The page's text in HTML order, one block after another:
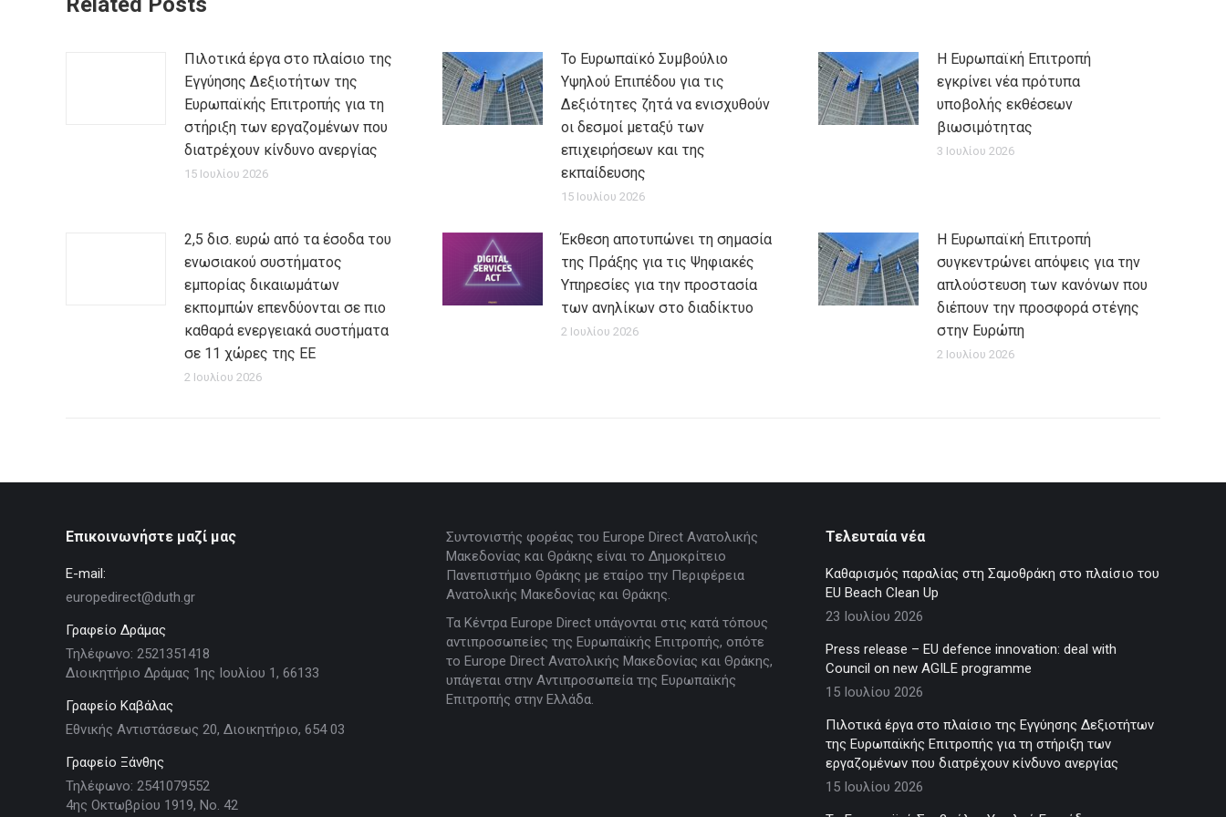
Πιλοτικά έργα στο πλαίσιο της
Εγγύησης Δεξιοτήτων της
Ευρωπαϊκής Επιτροπής για τη
στήριξη των εργαζομένων που
διατρέχουν κίνδυνο ανεργίας
15 Ιουλίου 2026
Το Ευρωπαϊκό Συμβούλιο
Υψηλού Επιπέδου για τις
Δεξιότητες ζητά να ενισχυθούν
οι δεσμοί μεταξύ των
επιχειρήσεων και της
εκπαίδευσης
15 Ιουλίου 2026
Η Ευρωπαϊκή Επιτροπή
εγκρίνει νέα πρότυπα
υποβολής εκθέσεων
βιωσιμότητας
3 Ιουλίου 2026
2,5 δισ. ευρώ από τα έσοδα του
ενωσιακού συστήματος
εμπορίας δικαιωμάτων
εκπομπών επενδύονται σε πιο
καθαρά ενεργειακά συστήματα
σε 11 χώρες της ΕΕ
2 Ιουλίου 2026
Έκθεση αποτυπώνει τη σημασία
της Πράξης για τις Ψηφιακές
Υπηρεσίες για την προστασία
των ανηλίκων στο διαδίκτυο
2 Ιουλίου 2026
Η Ευρωπαϊκή Επιτροπή
συγκεντρώνει απόψεις για την
απλούστευση των κανόνων που
διέπουν την προσφορά στέγης
στην Ευρώπη
2 Ιουλίου 2026
Επικοινωνήστε μαζί μας
E-mail:
europedirect@duth.gr
Γραφείο Δράμας
Τηλέφωνο: 2521351418
Διοικητήριο Δράμας 1ης Ιουλίου 1, 66133
Γραφείο Καβάλας
Εθνικής Αντιστάσεως 20, Διοικητήριο, 654 03
Γραφείο Ξάνθης
Τηλέφωνο: 2541079552
4ης Οκτωβρίου 1919, Νο. 42
Συντονιστής φορέας του Europe Direct Ανατολικής
Μακεδονίας και Θράκης είναι το Δημοκρίτειο
Πανεπιστήμιο Θράκης με εταίρο την Περιφέρεια
Ανατολικής Μακεδονίας και Θράκης.
Τα Κέντρα Europe Direct υπάγονται στις κατά τόπους
αντιπροσωπείες της Ευρωπαϊκής Επιτροπής, οπότε
το Europe Direct Ανατολικής Μακεδονίας και Θράκης,
υπάγεται στην Αντιπροσωπεία της Ευρωπαϊκής
Επιτροπής στην Ελλάδα.
Τελευταία νέα
Καθαρισμός παραλίας στη Σαμοθράκη στο πλαίσιο του
EU Beach Clean Up
23 Ιουλίου 2026
Press release – EU defence innovation: deal with
Council on new AGILE programme
15 Ιουλίου 2026
Πιλοτικά έργα στο πλαίσιο της Εγγύησης Δεξιοτήτων
της Ευρωπαϊκής Επιτροπής για τη στήριξη των
εργαζομένων που διατρέχουν κίνδυνο ανεργίας
15 Ιουλίου 2026